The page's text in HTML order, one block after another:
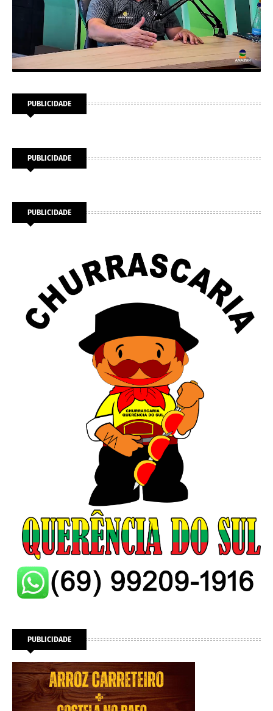
PUBLICIDADE
PUBLICIDADE
PUBLICIDADE
PUBLICIDADE